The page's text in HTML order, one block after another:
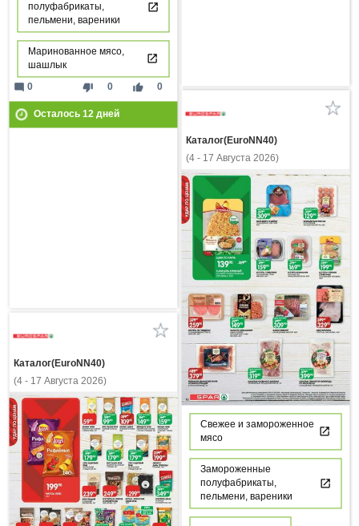
полуфабрикаты,
пельмени, вареники
Маринованное мясо,
шашлык
thumb_down 0 thumb_up 0
mode_comment 0
Осталось 12дней
Каталог(EuroNN40)
(4 - 17 Августа 2026)
Свежее и замороженное
мясо
Замороженные
полуфабрикаты,
пельмени, вареники
Каталог(EuroNN40)
(4 - 17 Августа 2026)